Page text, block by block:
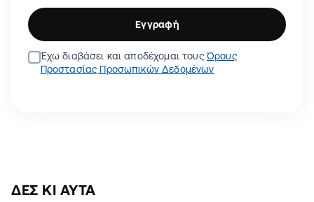
Εγγραφή
Έχω διαβάσει και αποδέχομαι τουςΌρους
Προστασίας Προσωπικών Δεδομένων
ΔΕΣ ΚΙ ΑΥΤΆ